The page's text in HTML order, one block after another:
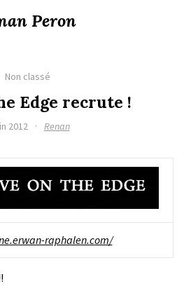
Peron
Non classé
Edge recrute !
2012 · Renan
raphalen.com/